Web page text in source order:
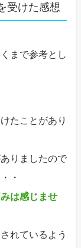
受けた感想
まで参考とし
たことがあり
りましたので
・
は感じませ
れているよう